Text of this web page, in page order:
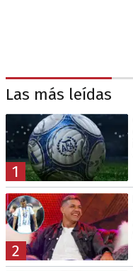
Las más leídas
1
2